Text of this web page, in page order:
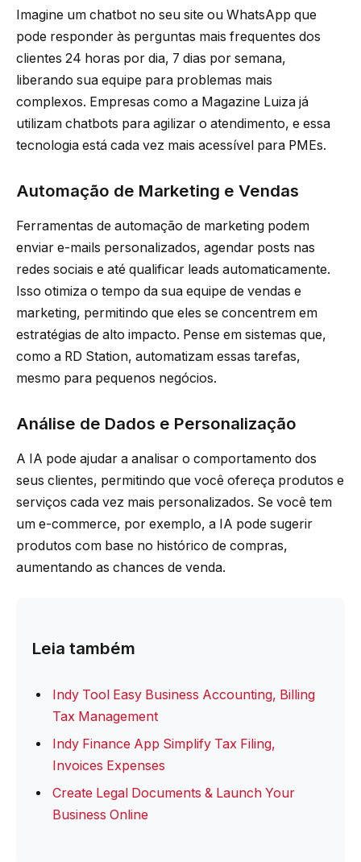
Imagine um chatbot no seu site ou WhatsApp que
pode responder às perguntas mais frequentes dos
clientes 24 horas por dia, 7 dias por semana,
liberando sua equipe para problemas mais
complexos. Empresas como a Magazine Luiza já
utilizam chatbots para agilizar o atendimento, e essa
tecnologia está cada vez mais acessível para PMEs.
Automação de Marketing e Vendas
Ferramentas de automação de marketing podem
enviar e-mails personalizados, agendar posts nas
redes sociais e até qualificar leads automaticamente.
Isso otimiza o tempo da sua equipe de vendas e
marketing, permitindo que eles se concentrem em
estratégias de alto impacto. Pense em sistemas que,
como a RD Station, automatizam essas tarefas,
mesmo para pequenos negócios.
Análise de Dados e Personalização
A IA pode ajudar a analisar o comportamento dos
seus clientes, permitindo que você ofereça produtos e
serviços cada vez mais personalizados. Se você tem
um e-commerce, por exemplo, a IA pode sugerir
produtos com base no histórico de compras,
aumentando as chances de venda.
Leia também
Indy Tool Easy Business Accounting, Billing
Tax Management
Indy Finance App Simplify Tax Filing,
Invoices Expenses
Create Legal Documents & Launch Your
Business Online